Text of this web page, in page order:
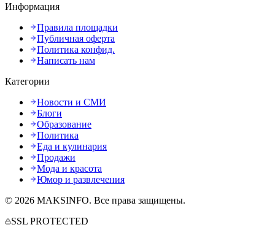
Информация
Правила площадки
Публичная оферта
Политика конфид.
Написать нам
Категории
Новости и СМИ
Блоги
Образование
Политика
Еда и кулинария
Продажи
Мода и красота
Юмор и развлечения
© 2026 MAKSINFO. Все права защищены.
SSL PROTECTED